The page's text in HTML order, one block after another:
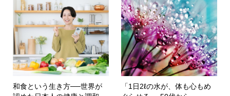
和食という生き方──世界が
「1日2ℓの水が、体も心もめ